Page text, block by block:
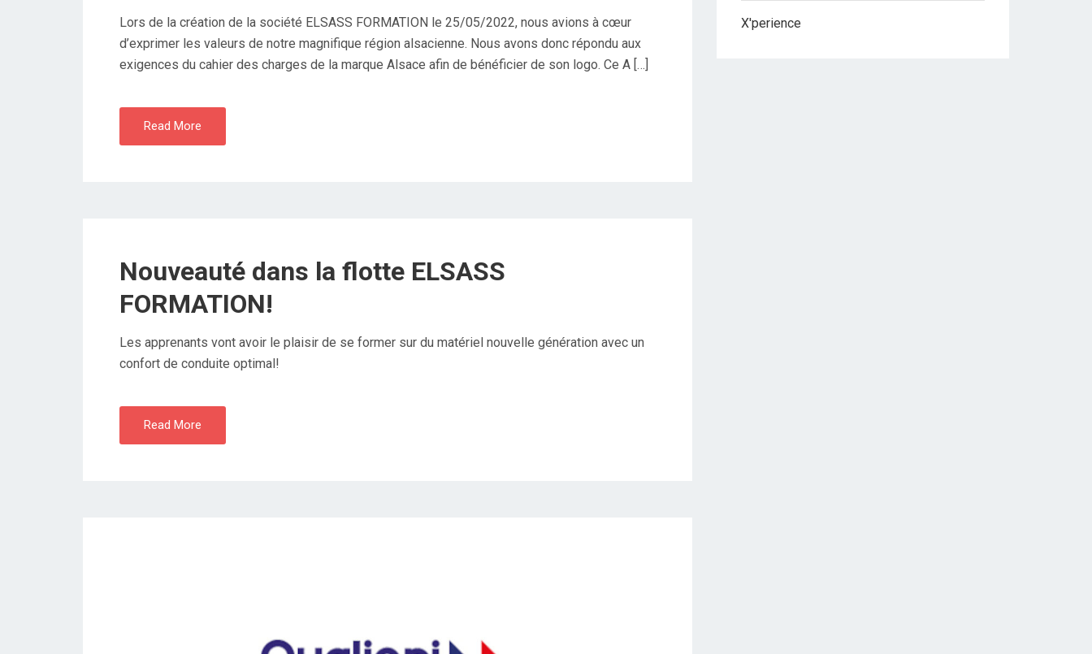
Lors de la création de la société ELSASS FORMATION le 25/05/2022, nous avions à cœur
d’exprimer les valeurs de notre magnifique région alsacienne. Nous avons donc répondu aux
exigences du cahier des charges de la marque Alsace afin de bénéficier de son logo. Ce A […]
Read More
Nouveauté dans la flotte ELSASS
FORMATION!
Les apprenants vont avoir le plaisir de se former sur du matériel nouvelle génération avec un
confort de conduite optimal!
Read More
X'perience